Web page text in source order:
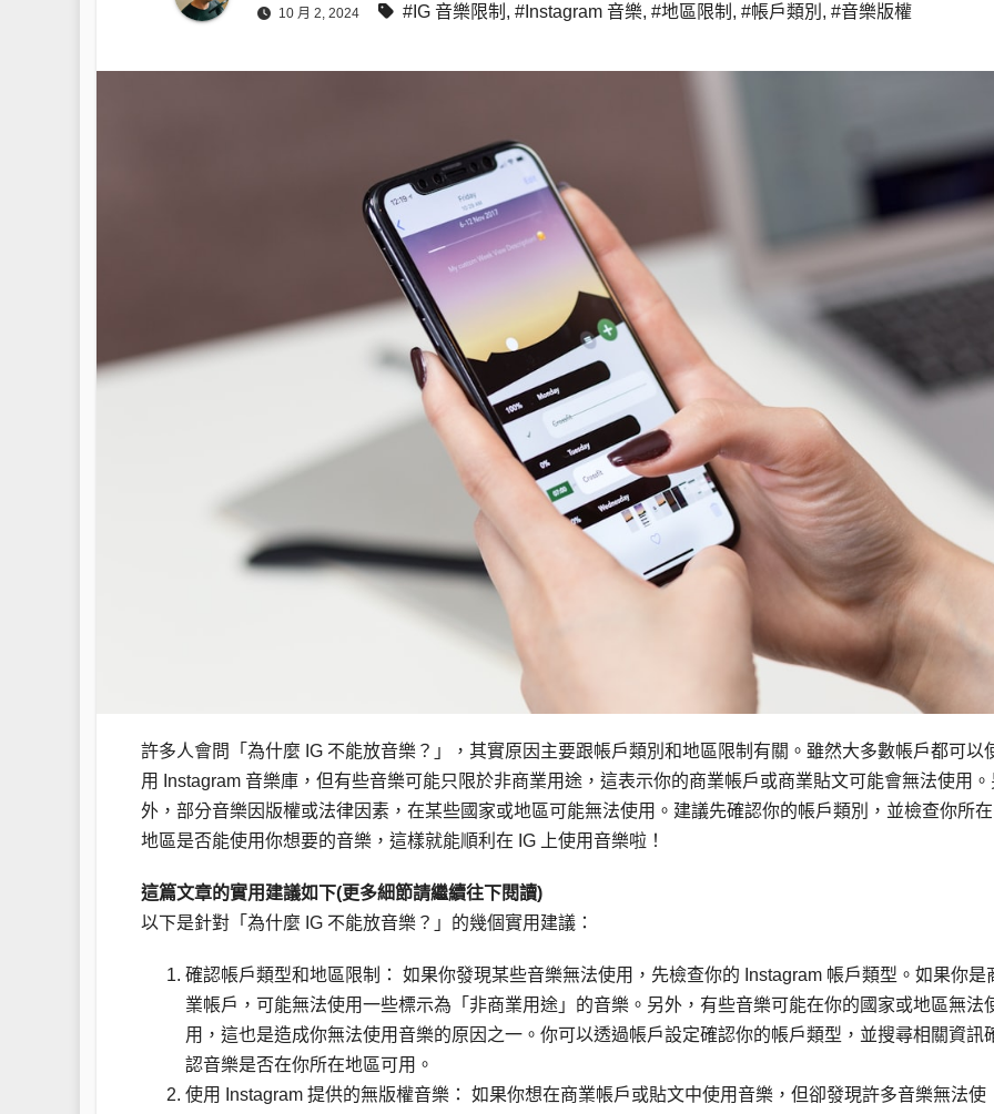
10 月 2, 2024 #IG 音樂限制 , #Instagram 音樂, #地區限制 , #帳戶類別 , #音樂版權
許多人會問「為什麼 IG 不能放音樂？」，其實原因主要跟帳戶類別和地區限制有關。雖然大多數帳戶都可以
用 Instagram 音樂庫，但有些音樂可能只限於非商業用途，這表示你的商業帳戶或商業貼文可能會無法使用。
外，部分音樂因版權或法律因素，在某些國家或地區可能無法使用。建議先確認你的帳戶類別，並檢查你所
地區是否能使用你想要的音樂，這樣就能順利在 IG 上使用音樂啦！
這篇文章的實用建議如下(更多細節請繼續往下閱讀)
以下是針對「為什麼 IG 不能放音樂？」的幾個實用建議：
確認帳戶類型和地區限制： 如果你發現某些音樂無法使用，先檢查你的 Instagram 帳戶類型。如果你是
業帳戶，可能無法使用一些標示為「非商業用途」的音樂。另外，有些音樂可能在你的國家或地區無法
用，這也是造成你無法使用音樂的原因之一。你可以透過帳戶設定確認你的帳戶類型，並搜尋相關資訊
認音樂是否在你所在地區可用。
使用 Instagram 提供的無版權音樂： 如果你想在商業帳戶或貼文中使用音樂，但卻發現許多音樂無法使